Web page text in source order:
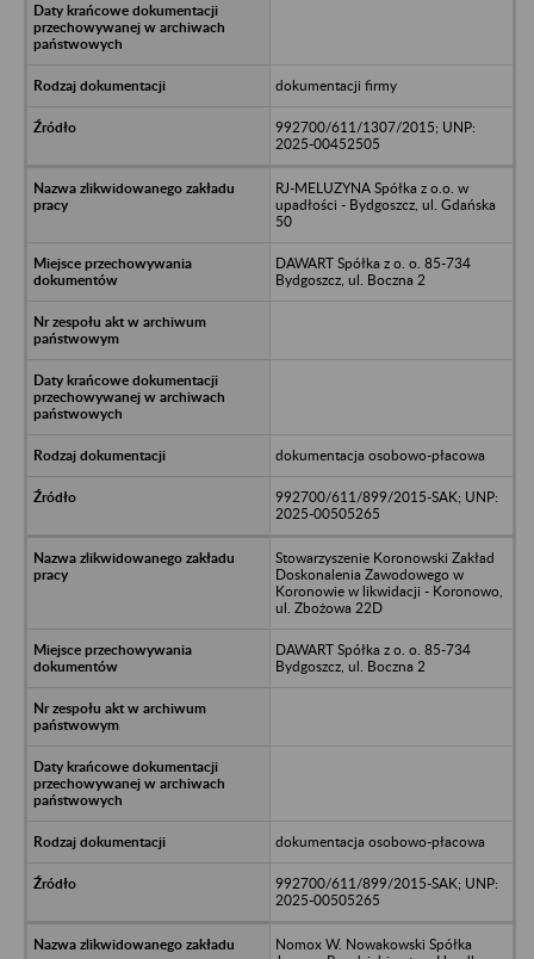
dokumentacji firmy
992700/611/1307/2015; UNP:
2025-00452505
RJ-MELUZYNA Spółka z o.o. w
upadłości - Bydgoszcz, ul. Gdańska
50
DAWART Spółka z o. o. 85-734
Bydgoszcz, ul. Boczna 2
dokumentacja osobowo-płacowa
992700/611/899/2015-SAK; UNP:
2025-00505265
Stowarzyszenie Koronowski Zakład
Doskonalenia Zawodowego w
Koronowie w likwidacji - Koronowo,
ul. Zbożowa 22D
DAWART Spółka z o. o. 85-734
Bydgoszcz, ul. Boczna 2
dokumentacja osobowo-płacowa
992700/611/899/2015-SAK; UNP:
2025-00505265
Nomox W. Nowakowski Spółka